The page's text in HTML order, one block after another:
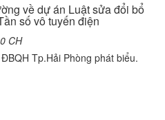
về dự án Luật sửa đổi bổ
số vô tuyến điện
CH
Tp.Hải Phòng phát biểu.